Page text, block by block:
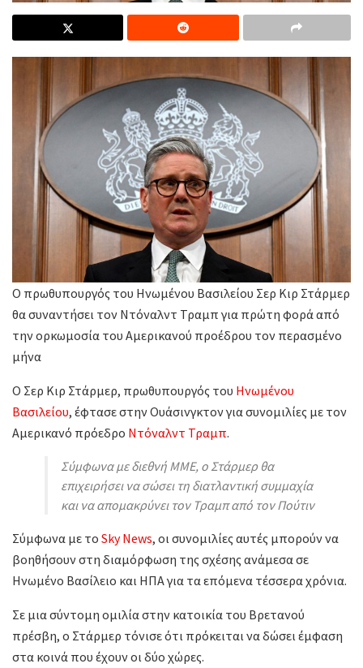
Ο πρωθυπουργός του Ηνωμένου Βασιλείου Σερ Κιρ Στάρμερ
θα συναντήσει τον Ντόναλντ Τραμπ για πρώτη φορά από
την ορκωμοσία του Αμερικανού προέδρου τον περασμένο
μήνα
O Σερ Κιρ Στάρμερ, πρωθυπουργός του Ηνωμένου
Βασιλείου, έφτασε στην Ουάσινγκτον για συνομιλίες με τον
Αμερικανό πρόεδρο Ντόναλντ Τραμπ.
Σύμφωνα με διεθνή ΜΜΕ, ο Στάρμερ θα
επιχειρήσει να σώσει τη διατλαντική συμμαχία
και να απομακρύνει τον Τραμπ από τον Πούτιν
Σύμφωνα με το Sky News, οι συνομιλίες αυτές μπορούν να
βοηθήσουν στη διαμόρφωση της σχέσης ανάμεσα σε
Ηνωμένο Βασίλειο και ΗΠΑ για τα επόμενα τέσσερα χρόνια.
Σε μια σύντομη ομιλία στην κατοικία του Βρετανού
πρέσβη, ο Στάρμερ τόνισε ότι πρόκειται να δώσει έμφαση
στα κοινά που έχουν οι δύο χώρες.